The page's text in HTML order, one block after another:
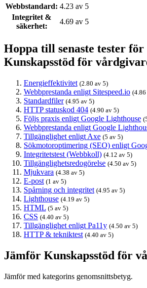
Webbstandard: 4.23 av 5
Integritet &
säkerhet:
4.69 av 5
Hoppa till senaste tester för
Kunskapsstöd för
Energieffektivitet (2.80 av 5)
Webbprestanda enligt Sitespeed.io
Standardfiler (4.95 av 5)
HTTP statuskod 404 (4.90 av 5)
Följs praxis enligt Google Lighthouse
Webbprestanda enligt Google
Tillgänglighet enligt Axe (5 av 5)
Sökmotoroptimering (SEO) enligt
Integritetstest (Webbkoll) (4.12 av 5)
Tillgänglighetsredogörelse (4.50 av 5)
Mjukvara (4.38 av 5)
E-post (1 av 5)
Spårning och integritet (4.95 av 5)
Lighthouse (4.19 av 5)
HTML (5 av 5)
CSS (4.40 av 5)
Tillgänglighet enligt Pa11y (4.50 av 5)
HTTP & tekniktest (4.40 av 5)
Jämför Kunskapsstöd för
Jämför med kategorins genomsnittsbetyg.